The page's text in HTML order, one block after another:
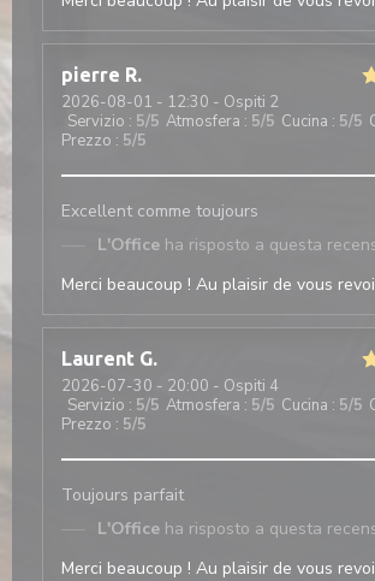
pierre R
2026-08-01 - 12:30 - Ospiti 2
Servizio : 5/5 Atmosfera : 5/5 Cucina : 5/5
Prezzo : 5/5
Excellent comme toujours
L'Office ha risposto a questa
Merci beaucoup ! Au plaisir de vous
Laurent G
2026-07-30 - 20:00 - Ospiti 4
Servizio : 5/5 Atmosfera : 5/5 Cucina : 5/5
Prezzo : 5/5
Toujours parfait
L'Office ha risposto a questa
Merci beaucoup ! Au plaisir de vous